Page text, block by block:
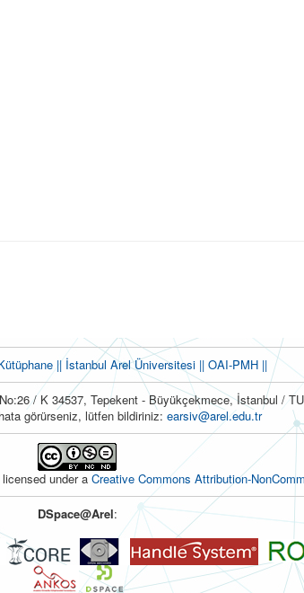
|| İstanbul Arel Üniversitesi ||OAI-PMH ||
/ K 34537, Tepekent - Büyükçekmece, İstanbul /
görürseniz, lütfen bildiriniz: earsiv@arel.edu.tr
under a Creative Commons Attribution-
DSpace@Arel: